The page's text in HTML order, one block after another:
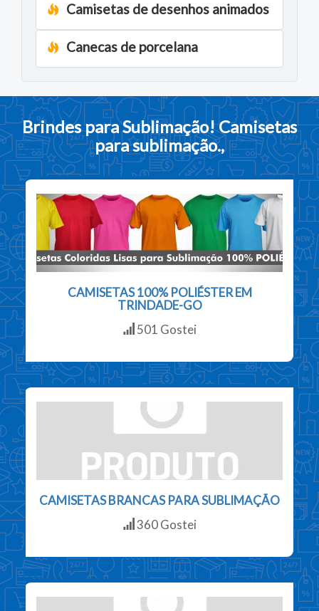
Camisetas de desenhos animados
Canecas de porcelana
Brindes para Sublimação!Camisetas
para sublimação.,
CAMISETAS 100% POLIÉSTER EM
TRINDADE-GO
501 Gostei
CAMISETAS BRANCAS PARA SUBLIMAÇÃO
360 Gostei